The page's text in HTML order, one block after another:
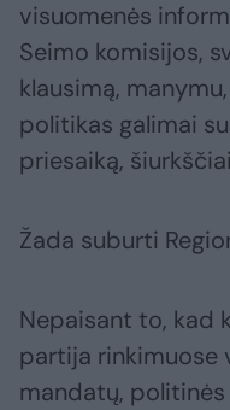
visuomenės
Seimo komisijos,
klausimą,
politikas galimai
priesaiką,
Žada suburti
Nepaisant to, kad
partija rinkimuose
mandatų,